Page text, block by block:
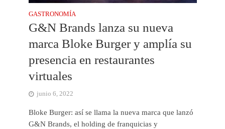
GASTRONOMÍA
G&N Brands lanza su nueva
marca Bloke Burger y amplía su
presencia en restaurantes
virtuales
junio 6, 2022
Bloke Burger: así se llama la nueva marca que lanzó
G&N Brands, el holding de franquicias y